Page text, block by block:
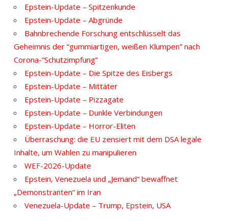
Epstein-Update – Spitzenkunde
Epstein-Update – Abgründe
Bahnbrechende Forschung entschlüsselt das
Geheimnis der “gummiartigen, weißen Klumpen” nach
Corona-“Schutzimpfung”
Epstein-Update – Die Spitze des Eisbergs
Epstein-Update – Mittäter
Epstein-Update – Pizzagate
Epstein-Update – Dunkle Verbindungen
Epstein-Update – Horror-Eliten
Überraschung: die EU zensiert mit dem DSA legale
Inhalte, um Wahlen zu manipulieren
WEF-2026-Update
Epstein, Venezuela und „Jemand“ bewaffnet
„Demonstranten“ im Iran
Venezuela-Update – Trump, Epstein, USA